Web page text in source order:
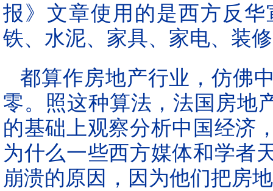
报》文章使用的是西方反
铁、水泥、家具、家电、装
都算作房地产行业，仿佛
零。照这种算法，法国房地
的基础上观察分析中国经济
为什么一些西方媒体和学者
崩溃的原因，因为他们把房